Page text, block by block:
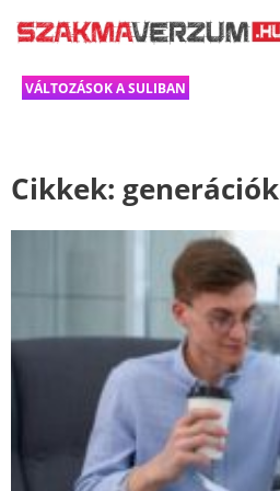
VÁLTOZÁSOK A SULIBAN
Cikkek: generációk